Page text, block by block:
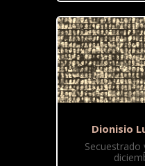
Dionisio
Secuestrado